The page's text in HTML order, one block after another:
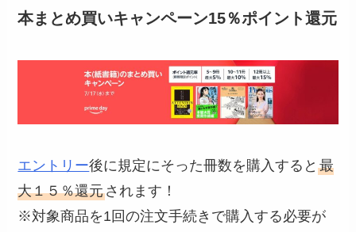
本まとめ買いキャンペーン15％ポイント還元
エントリー後に規定にそった冊数を購入すると最
大１５％還元されます！
※対象商品を1回の注文手続きで購入する必要が